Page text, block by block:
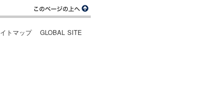
トマップ GLOBAL SITE